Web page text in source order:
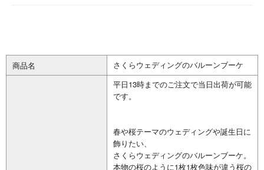
商品名 さくらウェディングのバルーンブーケ
平日13時までのご注文で当日出荷が可能
です。
春や桜テーマのウェディングや誕生日に
飾りたい、
さくらウェディングのバルーンブーケ。
本物の桜のように1枚1枚色味が違う桜の